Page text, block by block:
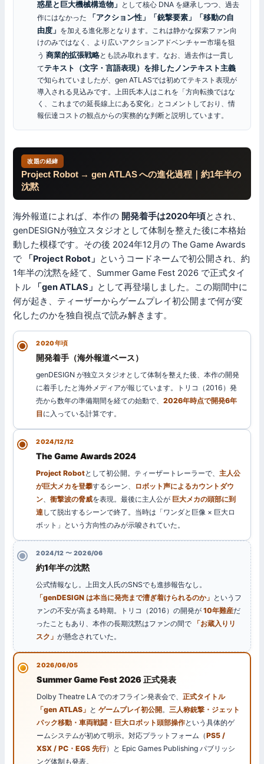
惑星と巨大機械構造物」 として核心 DNA を継承しつつ、過去
作にはなかった
「アクション性」「銃撃要素」「移動の自
由度」 を加える進化形となります。これは静かな探索ファン向
けのみではなく、より広いアクションアドベンチャー市場を狙
う商業的拡張戦略とも読み取れます。なお、過去作は一貫し
てテキスト（文字・言語表現）を排したノンテキスト主義
で知られていましたが、gen ATLASでは初めてテキスト表現が
導入される見込みです。上田氏本人はこれを「方向転換ではな
く、これまでの延長線上にある変化」とコメントしており、情
報伝達コストの観点からの実務的な判断と説明しています。
改題の経緯
Project Robot → gen ATLAS への進化過程｜約1年半の
沈黙
海外報道によれば、本作の 開発着手は2020年頃とされ、
genDESIGNが独立スタジオとして体制を整えた後に本格始
動した模様です。その後 2024年12月の The Game Awards
で
「Project Robot」 というコードネームで初公開され、約
1年半の沈黙を経て、Summer Game Fest 2026 で正式タイ
トル
「gen ATLAS」 として再登場しました。この期間中に
何が起き、ティーザーからゲームプレイ初公開まで何が変
化したのかを独自視点で読み解きます。
2020年頃
開発着手（海外報道ベース）
genDESIGN が独立スタジオとして体制を整えた後、本作の開発
に着手したと海外メディアが報じています。トリコ（2016）発
売から数年の準備期間を経ての始動で、2026年時点で開発6年
目 に入っている計算です。
2024/12/12
The Game Awards 2024
Project Robotとして初公開。ティーザートレーラーで、主人公
が巨大メカを登攀するシーン、
ロボット声によるカウントダウ
ン 、衝撃波の脅威を表現。最後に主人公が 巨大メカの頭部に到
達して脱出するシーンで終了。当時は「ワンダと巨像 × 巨大ロ
ボット」という方向性のみが示唆されていた。
2024/12 〜 2026/06
約1年半の沈黙
公式情報なし。上田文人氏のSNSでも進捗報告なし。
「genDESIGN は本当に発売まで漕ぎ着けられるのか」 というフ
ァンの不安が高まる時期。トリコ（2016）の開発が10年難産だ
ったこともあり、本作の長期沈黙はファンの間で
「お蔵入りリ
スク」が懸念されていた。
2026/06/05
Summer Game Fest 2026 正式発表
Dolby Theatre LA でのオフライン発表会で、正式タイトル
「gen ATLAS」 とゲームプレイ初公開 。 三人称銃撃・ジェット
パック移動・車両戦闘・巨大ロボット頭部操作という具体的ゲ
ームシステムが初めて明示。対応プラットフォーム（PS5 /
XSX / PC・EGS 先行）と Epic Games Publishing パブリッシ
ング体制も発表。